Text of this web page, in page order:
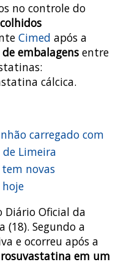
no controle do
Cimed após a
embalagens entre
cálcica.
carregado com
Limeira
novas
Oficial da
Segundo a
e ocorreu após a
em um